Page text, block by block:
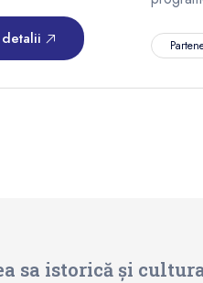
sa istorică și